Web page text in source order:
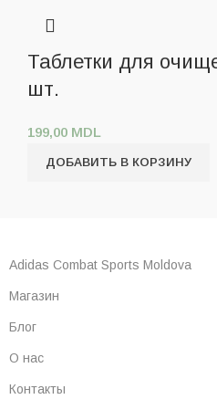
Таблетки для
шт.
199,00 MDL
ДОБАВИТЬ В КОРЗИНУ
Adidas Combat Sports Moldova
Магазин
Блог
О нас
Контакты